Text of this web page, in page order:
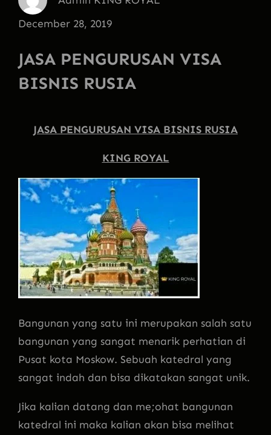
December 28, 2019
JASA PENGURUSAN VISA
BISNIS RUSIA
JASA PENGURUSAN VISA BISNIS RUSIA
KING ROYAL
Bangunan yang satu ini merupakan salah satu
bangunan yang sangat menarik perhatian di
Pusat kota Moskow. Sebuah katedral yang
sangat indah dan bisa dikatakan sangat unik.
Jika kalian datang dan me;ohat bangunan
katedral ini maka kalian akan bisa melihat